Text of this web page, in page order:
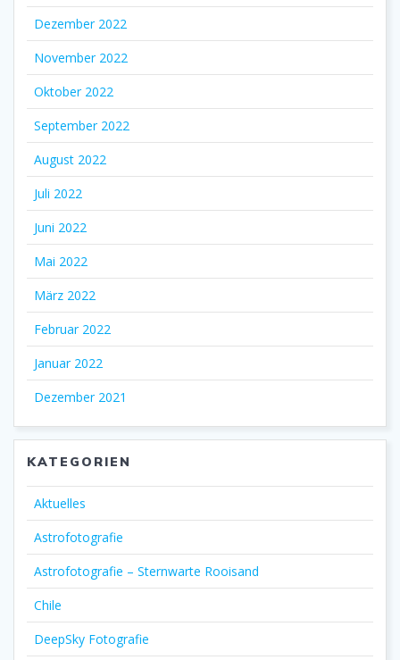
Dezember 2022
November 2022
Oktober 2022
September 2022
August 2022
Juli 2022
Juni 2022
Mai 2022
März 2022
Februar 2022
Januar 2022
Dezember 2021
KATEGORIEN
Aktuelles
Astrofotografie
Astrofotografie – Sternwarte Rooisand
Chile
DeepSky Fotografie